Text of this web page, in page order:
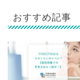
おすすめ記事